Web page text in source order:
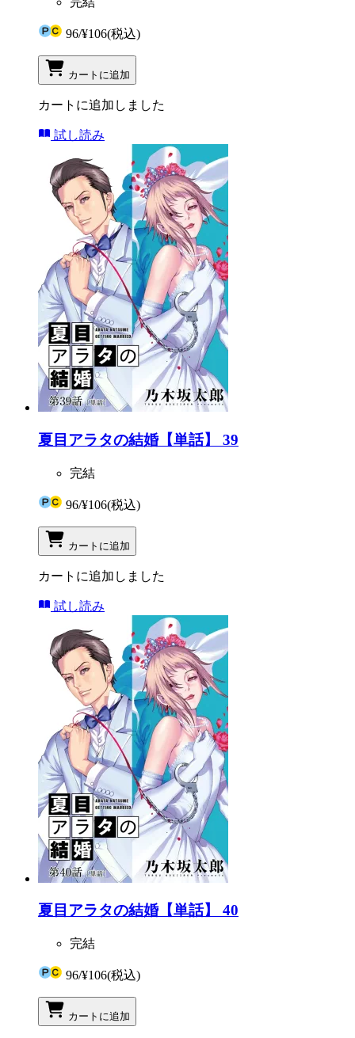
96/¥106(税込)
カートに追加
カートに追加しました
試し読み
夏目アラタの結婚【単話】 39
完結
96/¥106(税込)
カートに追加
カートに追加しました
試し読み
夏目アラタの結婚【単話】 40
完結
96/¥106(税込)
カートに追加